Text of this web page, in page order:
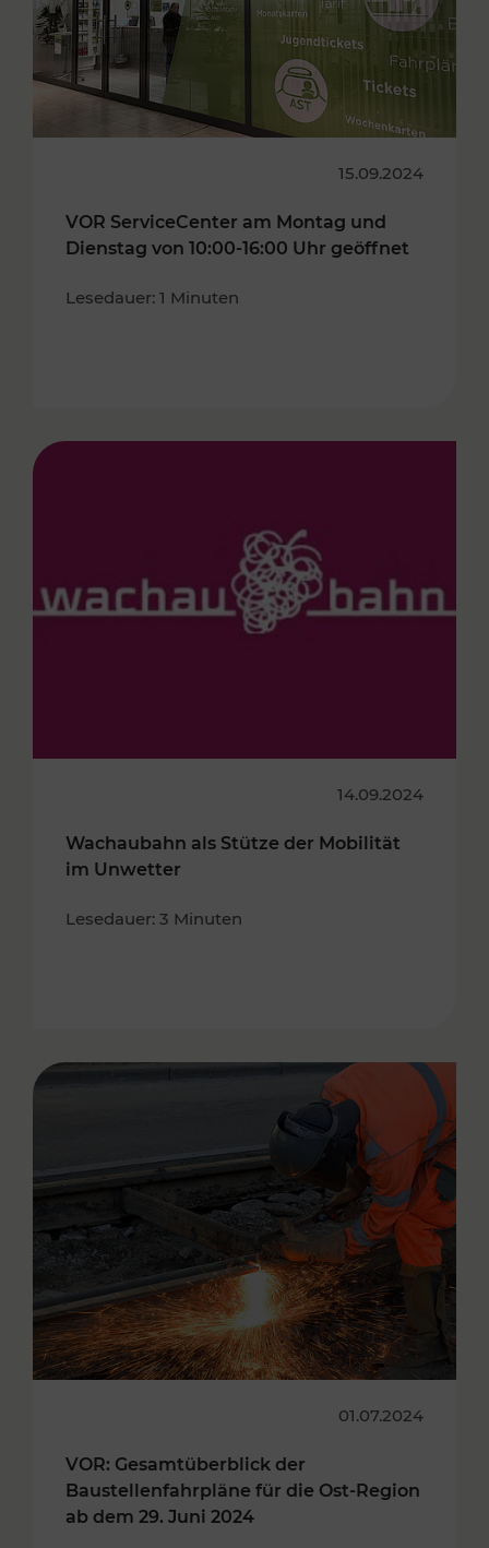
15.09.2024
VOR ServiceCenter am Montag und
Dienstag von 10:00-16:00 Uhr geöffnet
Lesedauer: 1 Minuten
14.09.2024
Wachaubahn als Stütze der Mobilität
im Unwetter
Lesedauer: 3 Minuten
01.07.2024
VOR: Gesamtüberblick der
Baustellenfahrpläne für die Ost-Region
ab dem 29. Juni 2024